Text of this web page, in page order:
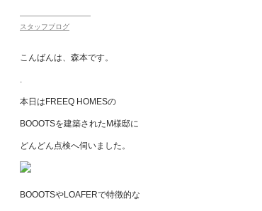
スタッフブログ
こんばんは、森本です。
本日はFREEQ HOMESの
BOOOTSを建築されたM様邸に
どんどん点検へ伺いました。
BOOOTSやLOAFERで特徴的な